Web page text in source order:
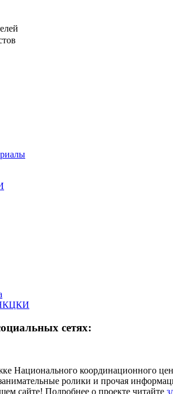
НКЦКИ
сетях:
Национального координационного
ролики и прочая
сайте! Подробнее о проекте читайте